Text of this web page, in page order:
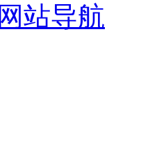
网站导航